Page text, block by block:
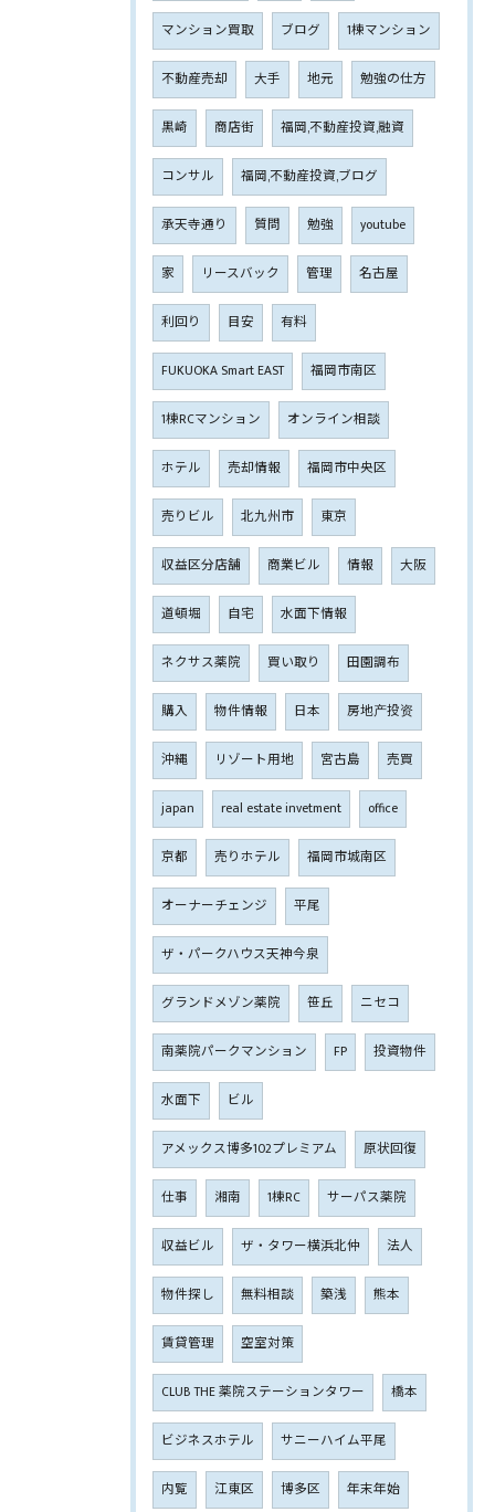
マンション買取 ブログ 1棟マンション
不動産売却 大手 地元 勉強の仕方
黒崎 商店街 福岡,不動産投資,融資
コンサル 福岡,不動産投資,ブログ
承天寺通り 質問 勉強 youtube
家 リースバック 管理 名古屋
利回り 目安 有料
FUKUOKA Smart EAST 福岡市南区
1棟RCマンション オンライン相談
ホテル 売却情報 福岡市中央区
売りビル 北九州市 東京
収益区分店舗 商業ビル 情報 大阪
道頓堀 自宅 水面下情報
ネクサス薬院 買い取り 田園調布
購入 物件情報 日本 房地产投资
沖縄 リゾート用地 宮古島 売買
japan real estate invetment office
京都 売りホテル 福岡市城南区
オーナーチェンジ 平尾
ザ・パークハウス天神今泉
グランドメゾン薬院 笹丘 ニセコ
南薬院パークマンション FP 投資物件
水面下 ビル
アメックス博多102プレミアム 原状回復
仕事 湘南 1棟RC サーパス薬院
収益ビル ザ・タワー横浜北仲 法人
物件探し 無料相談 築浅 熊本
賃貸管理 空室対策
CLUB THE 薬院ステーションタワー 橋本
ビジネスホテル サニーハイム平尾
内覧 江東区 博多区 年末年始